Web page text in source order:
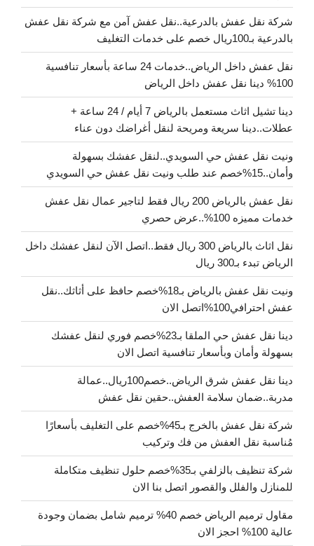
شركة نقل عفش بالدرعية..نقل عفش آمن مع شركة نقل عفش
بالدرعية بـ100ريال خصم على خدمات التغليف
نقل عفش داخل الرياض..خدمات 24 ساعة بأسعار تنافسية
100% دينا نقل عفش داخل الرياض
دينا تشيل اثاث مستعمل بالرياض 7 أيام / 24 ساعة +
عطلات..دينا سريعة ومريحة لنقل أغراضك دون عناء
ونيت نقل عفش حي السويدي..لنقل عفشك بسهولة
وأمان..15%خصم عند طلب ونيت نقل عفش حي السويدي
نقل عفش بالرياض 200 ريال فقط لتاجير عمال نقل عفش
خدمات مميزه 100%..عرض حصري
نقل اثاث بالرياض 300 ريال فقط..اتصل الآن لنقل عفشك داخل
الرياض تبدء بـ300 ريال
ونيت نقل عفش بالرياض بـ18%خصم حافظ على أثاثك..نقل
عفش احترافي100%اتصل الان
دينا نقل عفش حي الملقا بـ23%خصم فوري لنقل عفشك
بسهولة وأمان وبأسعار تنافسية اتصل الان
دينا نقل عفش شرق الرياض..خصم100ريال..عمالة
مدربة..ضمان سلامة العفش..حقين نقل عفش
شركة نقل عفش بالخرج بـ45%خصم على التغليف بأسعارًا
مُناسبة نقل العفش من فك وتركيب
شركة تنظيف بالزلفي بـ35%خصم حلول تنظيف متكاملة
للمنازل والفلل والقصور اتصل بنا الان
مقاول ترميم الرياض خصم 40% ترميم شامل بضمان وجودة
عالية 100% احجز الان